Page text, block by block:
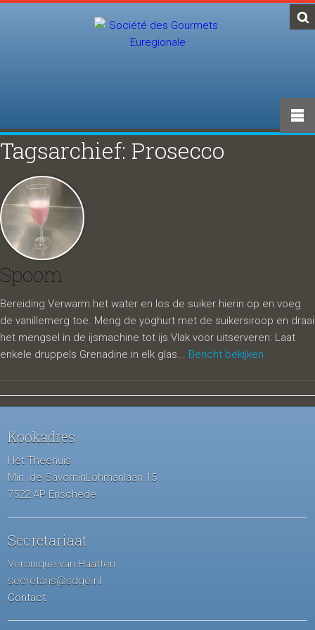
Tagsarchief: Prosecco
Spoom
Bereiding Verwarm het water en los de suiker hierin op en voeg
de vanillemerg toe. Meng de yoghurt met de suikersiroop en draai
het mengsel in de ijsmachine tot ijs Vlak voor uitserveren: Laat
enkele druppels Grenadine in elk glas... Bericht bekijken
Kookadres
Het Theehuis
Min. de SavorninLohmanlaan 15
7522 AP Enschede
Secretariaat
Veronique van Haaften
secretaris@sdge.nl
Contact